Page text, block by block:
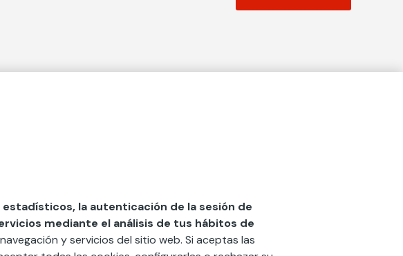
de Información
Centro de Documentación
Red Ibérica Fundación Mapfre
la autenticación de la sesión de
mediante el análisis de tus hábitos de
y servicios del sitio web. Si aceptas las